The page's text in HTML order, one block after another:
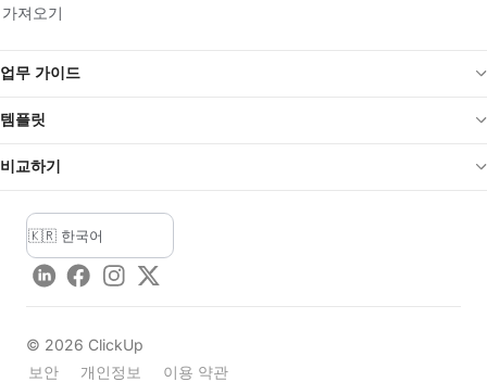
가져오기
업무 가이드
템플릿
비교하기
LinkedInFacebook
Instagram
Twitter
© 2026 ClickUp
보안
개인정보 이용 약관